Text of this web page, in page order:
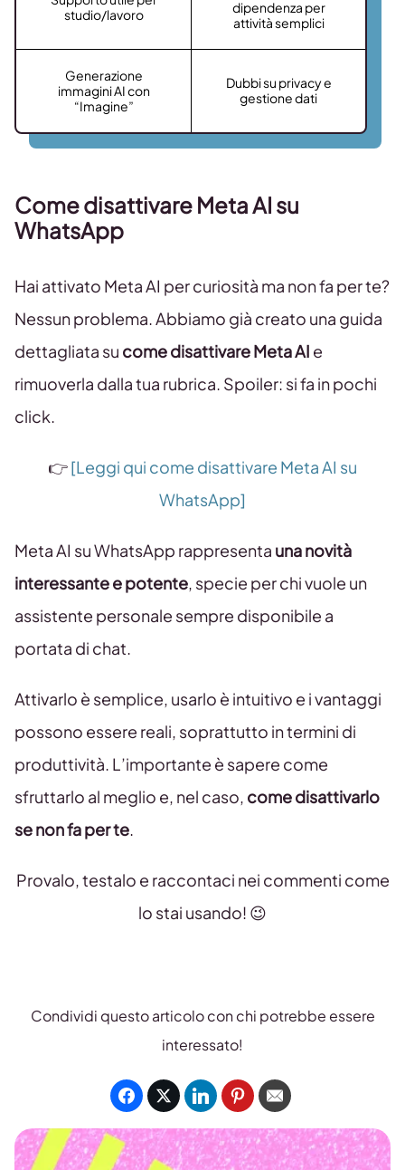
studio/lavoro
dipendenza per
attività semplici
Generazione
immagini AI con
“Imagine”
Dubbi su privacy e
gestione dati
Come disattivare Meta AI su
WhatsApp
Hai attivato Meta AI per curiosità ma non fa per te?
Nessun problema. Abbiamo già creato una guida
dettagliata su come disattivare Meta AI e
rimuoverla dalla tua rubrica. Spoiler: si fa in pochi
click.
👉[Leggi qui come disattivare Meta AI su
WhatsApp]
Meta AI su WhatsApp rappresenta una novità
interessante e potente, specie per chi vuole un
assistente personale sempre disponibile a
portata di chat.
Attivarlo è semplice, usarlo è intuitivo e i vantaggi
possono essere reali, soprattutto in termini di
produttività. L’importante è sapere come
sfruttarlo al meglio e, nel caso, come disattivarlo
se non fa per te.
Provalo, testalo e raccontaci nei commenti come
lo stai usando! 😉
Condividi questo articolo con chi potrebbe essere
interessato!